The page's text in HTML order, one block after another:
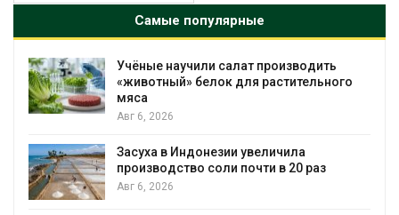
Самые популярные
Изменение климата меняет ареалы
бабочек по всему миру
Авг 6, 2026
установки солнечных панелей для
бизнеса
Авг 6, 2026